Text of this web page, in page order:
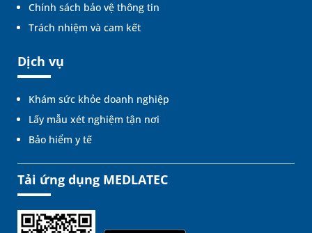
Chính sách bảo vệ thông tin
Trách nhiệm và cam kết
Dịch vụ
Khám sức khỏe doanh nghiệp
Lấy mẫu xét nghiệm tận nơi
Bảo hiểm y tế
Tải ứng dụng MEDLATEC